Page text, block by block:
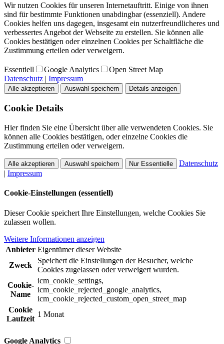
Wir nutzen Cookies für unseren Internetauftritt. Einige von ihnen
sind für bestimmte Funktionen unabdingbar (essenziell). Andere
Cookies helfen uns dagegen, insgesamt ein nutzerfreundlicheres und
verbessertes Angebot der Webseite zu erstellen. Sie können alle
Cookies bestätigen oder einzelnen Cookies per Schaltfläche die
Zustimmung erteilen oder verweigern.
Essentiell Google Analytics
Open Street Map
Datenschutz | Impressum
Alle akzeptieren Auswahl speichern Details anzeigen
Cookie Details
Hier finden Sie eine Übersicht über alle verwendeten Cookies. Sie
können alle Cookies bestätigen, oder einzelne Cookies die
Zustimmung erteilen oder verweigern.
Alle akzeptieren Auswahl speichern Nur Essentielle
Datenschutz
| Impressum
Cookie-Einstellungen (essentiell)
Dieser Cookie speichert Ihre Einstellungen, welche Cookies Sie
zulassen wollen.
Weitere Informationen anzeigen
Anbieter Eigentümer dieser Website
Zweck
Speichert die Einstellungen der Besucher, welche
Cookies zugelassen oder verweigert wurden.
Cookie-
Name
icm_cookie_settings,
icm_cookie_rejected_google_analytics,
icm_cookie_rejected_custom_open_street_map
Cookie
Laufzeit
1 Monat
Google Analytics